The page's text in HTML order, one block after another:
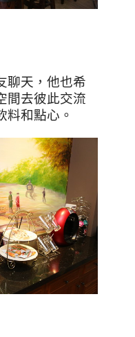
聊天，他也希
間去彼此交流
料和點心。